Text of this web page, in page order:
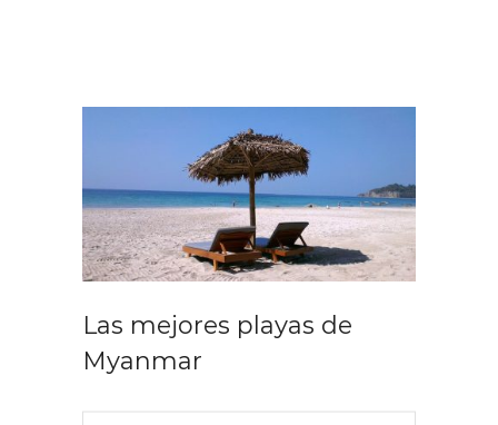
Las mejores playas de
Myanmar